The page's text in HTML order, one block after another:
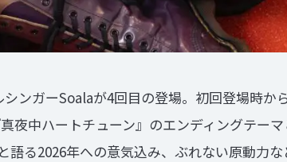
ンガーSoalaが4回目の登場。初回登場時
夜中ハートチューン』のエンディングテー
る2026年への意気込み、ぶれない原動力な